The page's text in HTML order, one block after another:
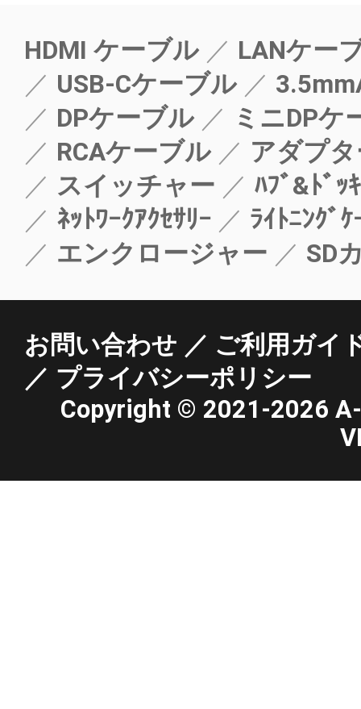
HDMI ケーブル
LANケー
USB-Cケーブル
DPケーブル
ミニDPケ
RCAケーブル
アダプ
スイッチャー
ﾊﾌﾞ&ﾄﾞｯ
ﾈｯﾄﾜｰｸｱｸｾｻﾘｰ
ﾗｲﾄﾆﾝｸﾞｹ
エンクロージャー
SD
お問い合わせ
ご利用ガイ
プライバシーポリシー
Copyright © 2021-2026